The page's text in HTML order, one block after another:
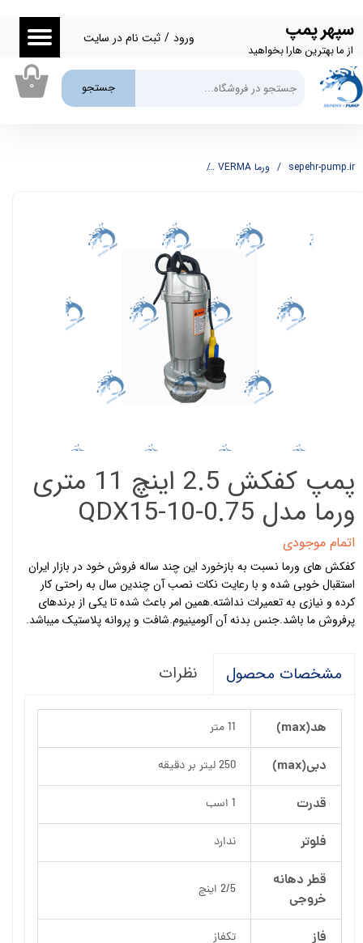
سپهر پمپ
از ما بهترین هارا بخواهید
جستجو
ورود / ثبت نام در سایت
حساب کاربری من
تغییر گذر واژه
سفارشات
۰
sepehr-pump.ir ورما VERMA
پمپ کفکش 2.5 اینچ 11 متری
ورما مدل QDX15-10-0.75
اتمام موجودی
کفکش های ورما نسبت به بازخورد این چند ساله فروش خود در بازار ایران
استقبال خوبی شده و با رعایت نکات نصب آن چندین سال به راحتی کار
کرده و نیازی به تعمیرات نداشته.همین امر باعث شده تا یکی از برندهای
پرفروش ما باشد.جنس بدنه آن آلومینیوم.شافت و پروانه پلاستیک میباشد.
مشخصات محصول نظرات
هد(max) 11 متر
دبی(max) 250 لیتر بر دقیقه
قدرت 1 اسب
فلوتر ندارد
قطر دهانه
خروجی
2/5 اینچ
فاز تکفاز